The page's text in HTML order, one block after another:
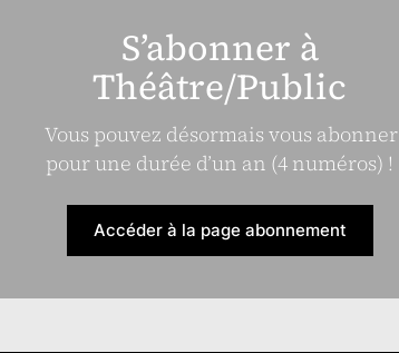
S’abonner à
Théâtre/Public
Vous pouvez désormais vous abonner
pour une durée d’un an (4 numéros) !
Accéder à la page abonnement